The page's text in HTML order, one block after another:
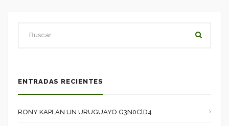
ENTRADAS RECIENTES
RONY KAPLAN UN URUGUAYO G3N0ClD4